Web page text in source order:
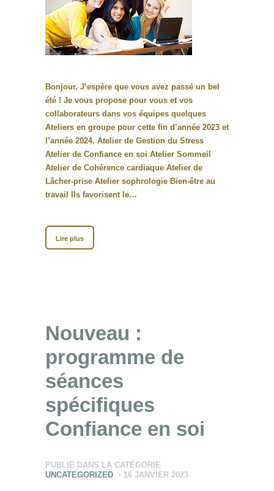
Bonjour, J’espère que vous avez passé un bel
été ! Je vous propose pour vous et vos
collaborateurs dans vos équipes quelques
Ateliers en groupe pour cette fin d’année 2023 et
l’année 2024. Atelier de Gestion du Stress
Atelier de Confiance en soi Atelier Sommeil
Atelier de Cohérence cardiaque Atelier de
Lâcher-prise Atelier sophrologie Bien-être au
travail Ils favorisent le…
Lire plus
Nouveau :
programme de
séances
spécifiques
Confiance en soi
PUBLIÉ DANS LA CATÉGORIE
UNCATEGORIZED
16 JANVIER 2023